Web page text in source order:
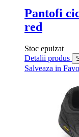
Pantofi
red
Stoc epuizat
Detalii produs
Salveaza in